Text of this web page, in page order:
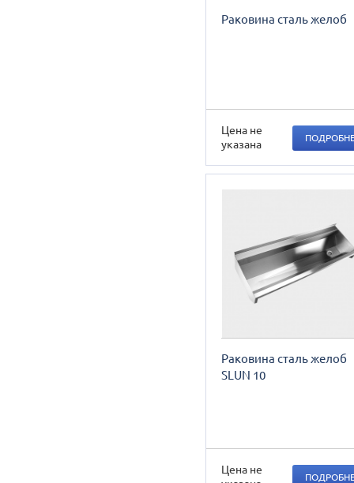
Раковина сталь желоб
Цена не
указана
Раковина сталь желоб
SLUN 10
Цена не